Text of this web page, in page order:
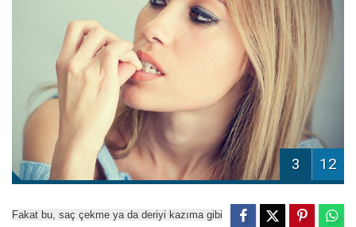
3 12
Fakat bu, saç çekme ya da deriyi kazıma gibi